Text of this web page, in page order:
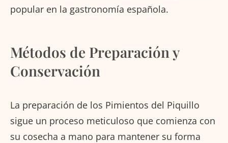
popular en la gastronomía española.
Métodos de Preparación y
Conservación
La preparación de los Pimientos del Piquillo
sigue un proceso meticuloso que comienza con
su cosecha a mano para mantener su forma